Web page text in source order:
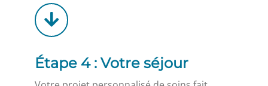
Étape 4 : Votre séjour